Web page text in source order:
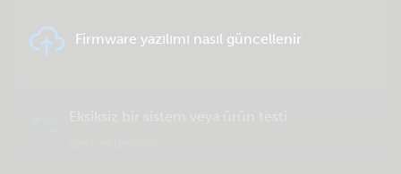
Firmware yazılımı nasıl güncellenir